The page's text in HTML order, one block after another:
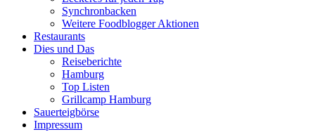
Synchronbacken
Weitere Foodblogger Aktionen
Restaurants
Dies und Das
Reiseberichte
Hamburg
Top Listen
Grillcamp Hamburg
Sauerteigbörse
Impressum